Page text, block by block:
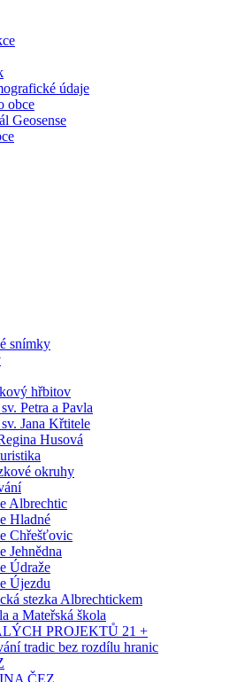
údaje
obce
Geosense
snímky
hřbitov
Petra a Pavla
Jana Křtitele
Husová
okruhy
Albrechtic
Hladné
Chřešťovic
Jehnědna
Údraže
Újezdu
stezka Albrechtickem
a Mateřská škola
PROJEKTŮ 21 +
tradic bez rozdílu hranic
ČEZ